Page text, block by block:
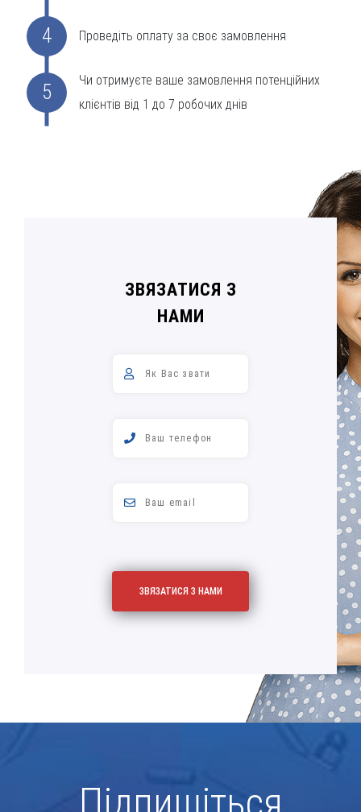
4 Проведіть оплату за своє замовлення
5
Чи отримуєте ваше замовлення потенційних
клієнтів від 1 до 7 робочих днів
ЗВЯЗАТИСЯ З
НАМИ